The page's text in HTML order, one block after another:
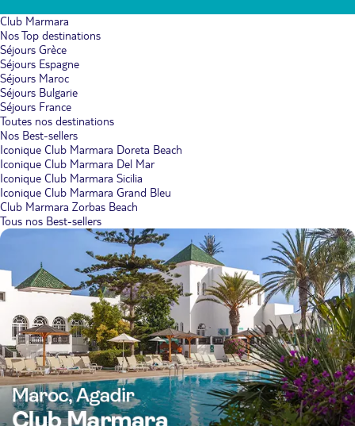
Club Marmara
Nos Top destinations
Séjours Grèce
Séjours Espagne
Séjours Maroc
Séjours Bulgarie
Séjours France
Toutes nos destinations
Nos Best-sellers
Iconique Club Marmara Doreta Beach
Iconique Club Marmara Del Mar
Iconique Club Marmara Sicilia
Iconique Club Marmara Grand Bleu
Club Marmara Zorbas Beach
Tous nos Best-sellers